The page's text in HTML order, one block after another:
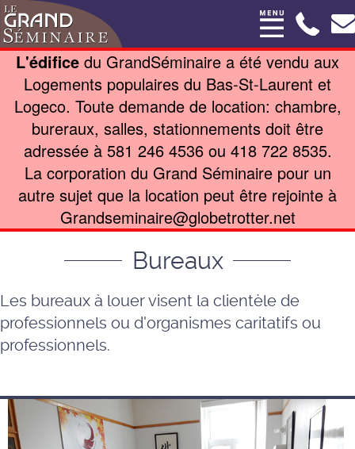
L'édifice du GrandSéminaire a été vendu aux
Logements populaires du Bas-St-Laurent et
Logeco. Toute demande de location: chambre,
bureraux, salles, stationnements doit être
adressée à 581 246 4536 ou 418 722 8535.
La corporation du Grand Séminaire pour un
autre sujet que la location peut être rejointe à
Grandseminaire@globetrotter.net
Bureaux
Les bureaux à louer visent la clientèle de
professionnels ou d'organismes caritatifs ou
professionnels.